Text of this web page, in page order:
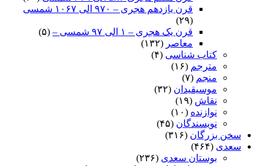
قرن یازدهم هجری – ۹۷۰ الی ۱۰۶۷ شمسی
(۲۹)
قرن یک هجری – ۱ الی ۹۷ شمسی –
(۵)
معاصر (۱۳۲)
کتاب شناسی (۴)
مترجم (۱۶)
منجم (۷)
موسیقیدان (۳۲)
نقاش (۱۹)
نوازنده (۱۰)
نویسندگان (۴۵)
سخن بزرگان (۳۱۶)
سعدی (۴۶۴)
بوستان سعدی (۲۳۶)